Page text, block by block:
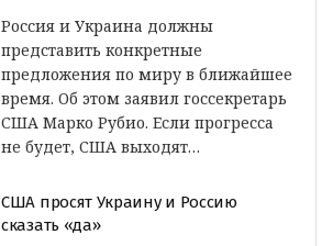
Россия и Украина должны
представить конкретные
предложения по миру в ближайшее
время. Об этом заявил госсекретарь
США Марко Рубио. Если прогресса
не будет, США выходят…
США просят Украину и Россию
сказать «да»